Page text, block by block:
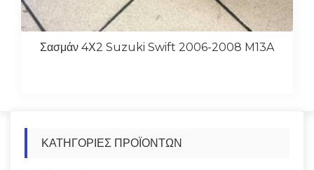
Σασμάν 4Χ2 Suzuki Swift 2006-2008 M13A
ΚΑΤΗΓΟΡΊΕΣ ΠΡΟΪΌΝΤΩΝ